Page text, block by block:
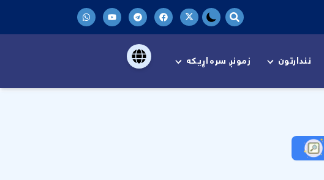
نندارتون زمونږ سره اړیکه